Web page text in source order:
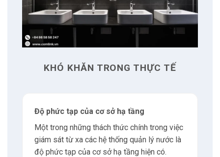
3.5 Tự động hóa toàn diện
3.6 Giảm chi phí tối ưu
Có thể bạn quan tâm
5.1 Địa chỉ
KHÓ KHĂN TRONG THỰC TẾ
Độ phức tạp của cơ sở hạ tầng
Một trong những thách thức chính trong việc
giám sát từ xa các hệ thống quản lý nước là
độ phức tạp của cơ sở hạ tầng hiện có.